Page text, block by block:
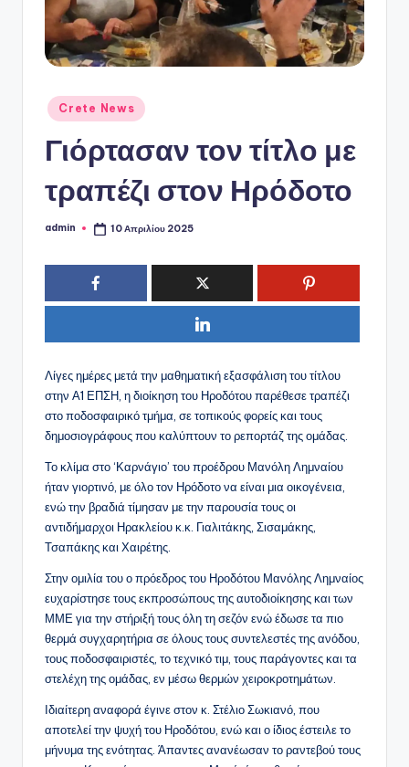
P
o
Αναρτήθηκε
σε
Crete News
Γιόρτασαν τον τίτλο με
τραπέζι στον Ηρόδοτο
Συγγραφέας:
admin 10 Απριλίου 2025
Λίγες ημέρες μετά την μαθηματική εξασφάλιση του τίτλου
στην Α1 ΕΠΣΗ, η διοίκηση του Ηροδότου παρέθεσε τραπέζι
στο ποδοσφαιρικό τμήμα, σε τοπικούς φορείς και τους
δημοσιογράφους που καλύπτουν το ρεπορτάζ της ομάδας.
Το κλίμα στο ‘Καρνάγιο’ του προέδρου Μανόλη Λημναίου
ήταν γιορτινό, με όλο τον Ηρόδοτο να είναι μια οικογένεια,
ενώ την βραδιά τίμησαν με την παρουσία τους οι
αντιδήμαρχοι Ηρακλείου κ.κ. Γιαλιτάκης, Σισαμάκης,
Τσαπάκης και Χαιρέτης.
Στην ομιλία του ο πρόεδρος του Ηροδότου Μανόλης Λημναίος
ευχαρίστησε τους εκπροσώπους της αυτοδιοίκησης και των
ΜΜΕ για την στήριξή τους όλη τη σεζόν ενώ έδωσε τα πιο
θερμά συγχαρητήρια σε όλους τους συντελεστές της ανόδου,
τους ποδοσφαιριστές, το τεχνικό τιμ, τους παράγοντες και τα
στελέχη της ομάδας, εν μέσω θερμών χειροκροτημάτων.
Ιδιαίτερη αναφορά έγινε στον κ. Στέλιο Σωκιανό, που
αποτελεί την ψυχή του Ηροδότου, ενώ και ο ίδιος έστειλε το
μήνυμα της ενότητας. Άπαντες ανανέωσαν το ραντεβού τους